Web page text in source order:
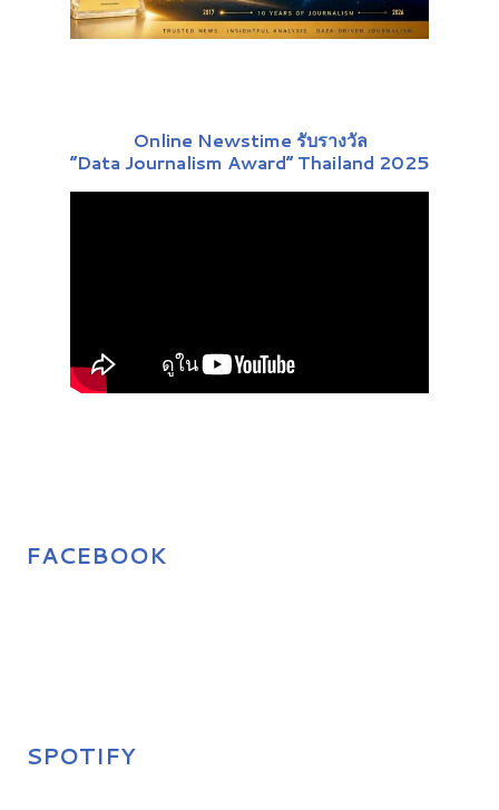
Online Newstime รับรางวัล
“Data Journalism Award” Thailand 2025
FACEBOOK
SPOTIFY